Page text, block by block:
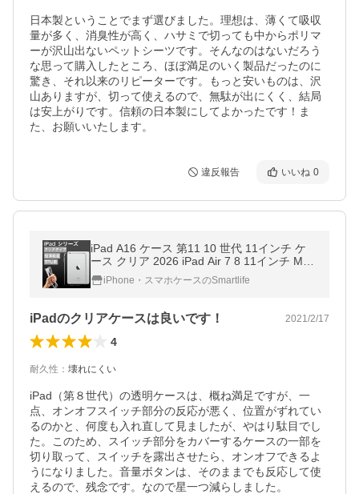
日本製ということでまず選びました。理想は、薄くて吸収
量が多く、消臭性が高く、ハサミで切っても中からポリマ
ーが沢山出ないペットシーツです。そんなのはないだろう
な思って購入したところ、ほぼ満足のいく製品だったのに
驚き、それ以来のリピーターです。もっと安いものは、沢
山ありますが、切って使えるので、無駄が出にくく、結局
は安上がりです。信頼の日本製にしてよかったです！ま
た、お願いいたします。
違反報告 いいね 0
iPad A16 ケース 第11 10 世代 11インチ ケ
ース クリア 2026 iPad Air 7 8 11インチ M4
M3 ipad pro 第6 第5 世代 ケース ipad mini7
6 5 ケース カバー 耐衝撃
iPhone・スマホケースのSmartlife
iPadのクリアケースは良いです！ 2021/2/17
4
耐久性 ： 壊れにくい
iPad（第８世代）の透明ケースは、概ね満足ですが、一
点、オンオフスイッチ部分の反応が悪く、位置がずれてい
るのかと、何度も入れ直して見ましたが、やはり駄目でし
た。このため、スイッチ部分をカバーするケースの一部を
切り取って、スイッチを露出させたら、オンオフできるよ
うになりました。音量ボタンは、そのままでも反応して使
えるので、残念です。なので星一つ減らしました。